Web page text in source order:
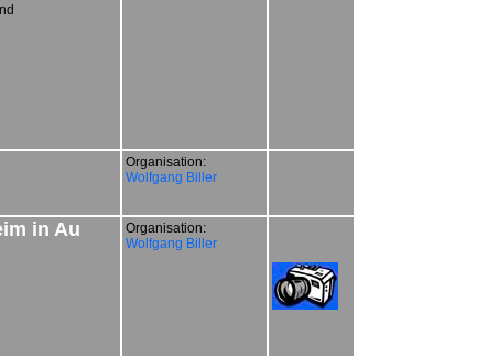
Organisation:
Wolfgang Biller
in Au
Organisation:
Wolfgang Biller